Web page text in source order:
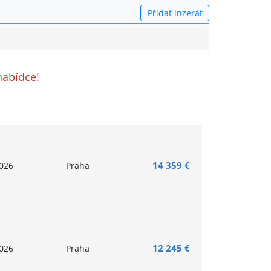
Přidat inzerát
Praha 14 359 €
Praha 12 245 €